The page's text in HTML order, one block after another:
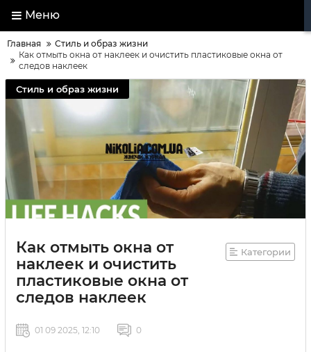
Меню
Главная
Стиль и образ жизни
Как отмыть окна от наклеек и очистить пластиковые окна от
следов наклеек
Стиль и образ жизни
Как отмыть окна от
наклеек и очистить
пластиковые окна от
следов наклеек
Категории
01 09 2025, 12:10 0